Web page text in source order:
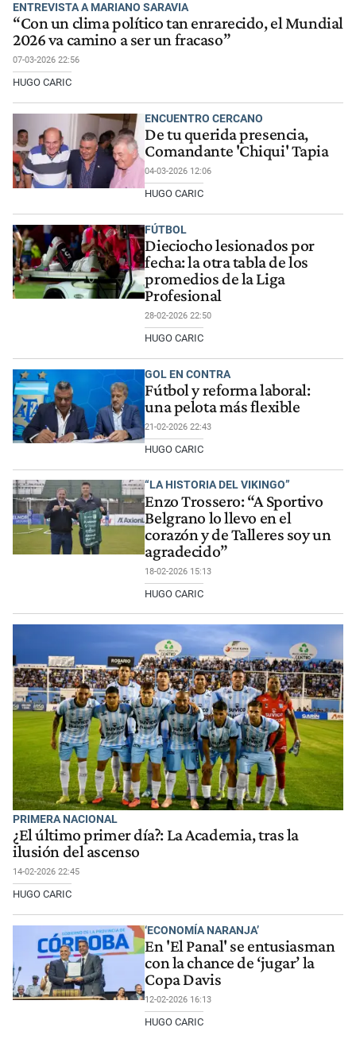
ENTREVISTA A MARIANO SARAVIA
“Con un clima político tan enrarecido, el Mundial
2026 va camino a ser un fracaso”
07-03-2026 22:56
HUGO CARIC
ENCUENTRO CERCANO
De tu querida presencia,
Comandante 'Chiqui' Tapia
04-03-2026 12:06
HUGO CARIC
FÚTBOL
Dieciocho lesionados por
fecha: la otra tabla de los
promedios de la Liga
Profesional
28-02-2026 22:50
HUGO CARIC
GOL EN CONTRA
Fútbol y reforma laboral:
una pelota más flexible
21-02-2026 22:43
HUGO CARIC
“LA HISTORIA DEL VIKINGO”
Enzo Trossero: “A Sportivo
Belgrano lo llevo en el
corazón y de Talleres soy un
agradecido”
18-02-2026 15:13
HUGO CARIC
PRIMERA NACIONAL
¿El último primer día?: La Academia, tras la
ilusión del ascenso
14-02-2026 22:45
HUGO CARIC
‘ECONOMÍA NARANJA’
En 'El Panal' se entusiasman
con la chance de ‘jugar’ la
Copa Davis
12-02-2026 16:13
HUGO CARIC